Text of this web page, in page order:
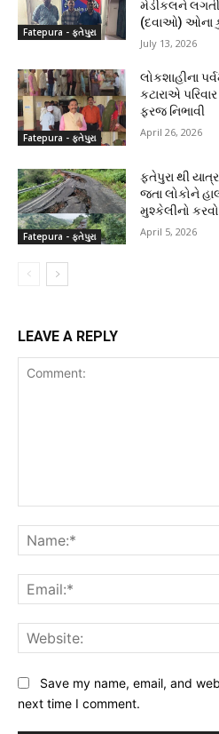
Fatepura - ફતેપુરા
મેડીકલને લગતી
(દવાઓ) ઓના
July 13, 2026
Fatepura - ફતેપુરા
લોકશાહીના
કટારાએ
ફરજ નિભાવી
April 26, 2026
Fatepura - ફતેપુરા
ફતેપુરા થી
જતા લોકોને
મુશ્કેલીનો
April 5, 2026
LEAVE A REPLY
Save my name, email, and
next time I comment.